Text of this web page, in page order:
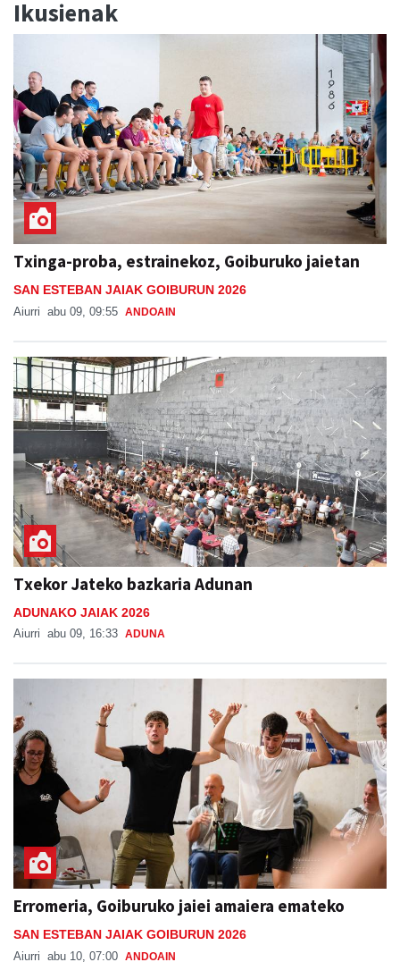
Ikusienak
Txinga-proba, estrainekoz, Goiburuko jaietan
SAN ESTEBAN JAIAK GOIBURUN 2026
Aiurri abu 09, 09:55 ANDOAIN
Txekor Jateko bazkaria Adunan
ADUNAKO JAIAK 2026
Aiurri abu 09, 16:33 ADUNA
Erromeria, Goiburuko jaiei amaiera emateko
SAN ESTEBAN JAIAK GOIBURUN 2026
Aiurri abu 10, 07:00 ANDOAIN